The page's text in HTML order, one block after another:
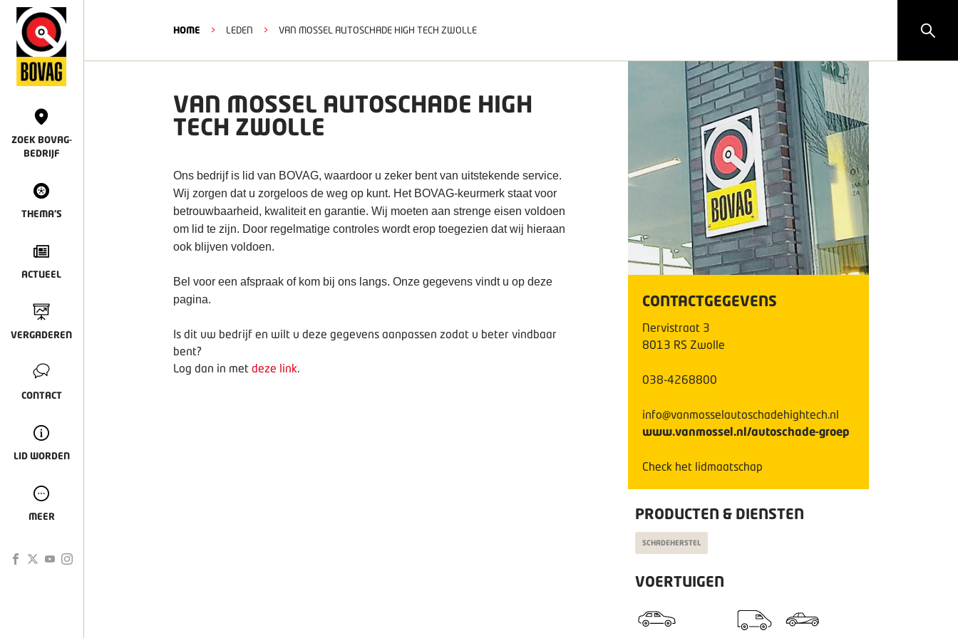
ZOEK BOVAG-
BEDRIJF
THEMA'S
ACTUEEL
VERGADEREN
CONTACT
LID WORDEN
MEER
HOME > LEDEN > VAN MOSSEL AUTOSCHADE HIGH TECH ZWOLLE
VAN MOSSEL AUTOSCHADE HIGH
TECH ZWOLLE
Ons bedrijf is lid van BOVAG, waardoor u zeker bent van uitstekende service.
Wij zorgen dat u zorgeloos de weg op kunt. Het BOVAG-keurmerk staat voor
betrouwbaarheid, kwaliteit en garantie. Wij moeten aan strenge eisen voldoen
om lid te zijn. Door regelmatige controles wordt erop toegezien dat wij hieraan
ook blijven voldoen.
Bel voor een afspraak of kom bij ons langs. Onze gegevens vindt u op deze
pagina.
Is dit uw bedrijf en wilt u deze gegevens aanpassen zodat u beter vindbaar
bent?
Log dan in met deze link.
CONTACTGEGEVENS
Nervistraat 3
8013 RS Zwolle
038-4268800
info@vanmosselautoschadehightech.nl
www.vanmossel.nl/autoschade-groep
Check het lidmaatschap
PRODUCTEN & DIENSTEN
SCHADEHERSTEL
VOERTUIGEN